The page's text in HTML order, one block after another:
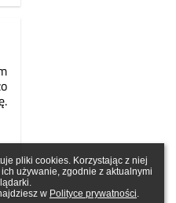
pliki cookies. Korzystając z niej
używanie, zgodnie z aktualnymi
w Polityce prywatności.